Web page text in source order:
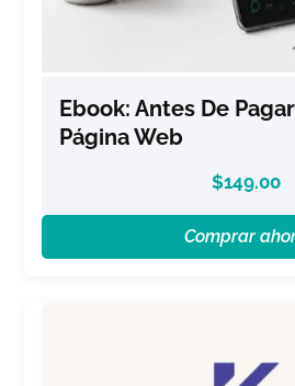
Ebook: Antes De
Página Web
$149.00
Comprar